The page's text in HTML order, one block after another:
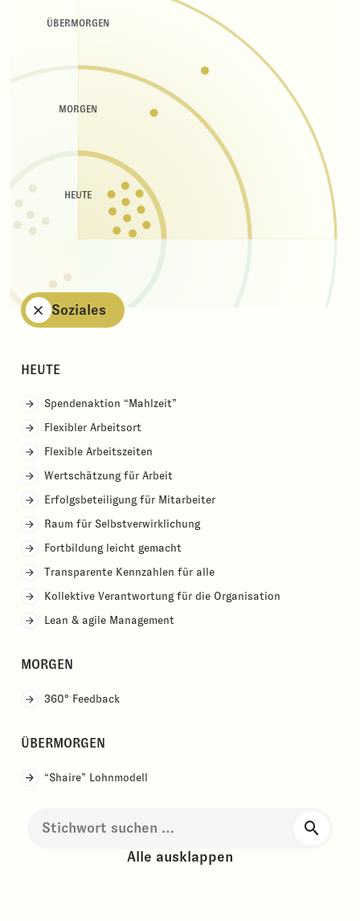
Soziales
HEUTE
Spendenaktion “Mahlzeit”
Flexibler Arbeitsort
Flexible Arbeitszeiten
Wertschätzung für Arbeit
Erfolgsbeteiligung für Mitarbeiter
Raum für Selbstverwirklichung
Fortbildung leicht gemacht
Transparente Kennzahlen für alle
Kollektive Verantwortung für die Organisation
Lean & agile Management
MORGEN
360° Feedback
ÜBERMORGEN
“Shaire” Lohnmodell
HEUTE
MORGEN
ÜBERMORGEN
Suche
Alle ausklappen